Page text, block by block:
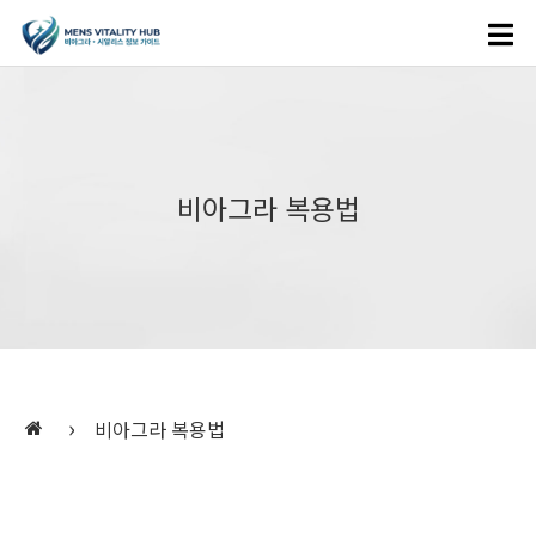
비아그라 복용법
› 비아그라 복용법